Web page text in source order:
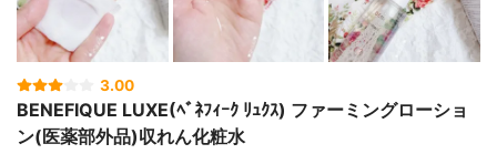
3.00
BENEFIQUE LUXE(ﾍﾞﾈﾌｨｰｸ ﾘｭｸｽ) ファーミングローショ
ン(医薬部外品)収れん化粧水